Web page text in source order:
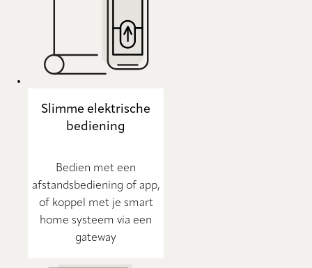
Slimme elektrische
bediening
Bedien met een
afstandsbediening of app,
of koppel met je smart
home systeem via een
gateway